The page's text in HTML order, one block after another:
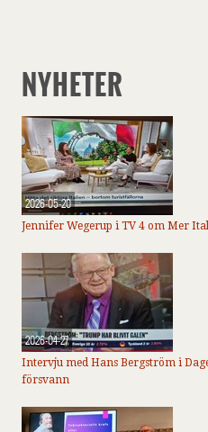
NYHETER
2026-05-20
Jennifer Wegerup i TV 4 om Mer
2026-04-27
Intervju med Hans Bergström i
försvann